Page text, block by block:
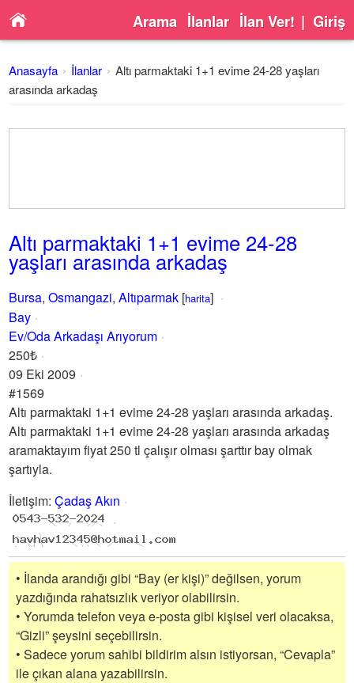
Arama İlanlar İlan Ver! | Giriş
Anasayfa İlanlar
Altı parmaktaki 1+1 evime 24-28 yaşları
arasında arkadaş
Altı parmaktaki 1+1 evime 24-28
yaşları arasında arkadaş
Bursa,Osmangazi,Altıparmak [harita]
Bay
Ev/Oda Arkadaşı Arıyorum
250₺
09 Eki 2009
#1569
Altı parmaktaki 1+1 evime 24-28 yaşları arasında arkadaş.
Altı parmaktaki 1+1 evime 24-28 yaşları arasında arkadaş
aramaktayım fiyat 250 tl çalışır olması şarttır bay olmak
şartıyla.
İletişim:Çadaş Akın
• İlanda arandığı gibi “Bay (er kişi)” değilsen, yorum
yazdığında rahatsızlık veriyor olabilirsin.
• Yorumda telefon veya e-posta gibi kişisel veri olacaksa,
“Gizli” şeysini seçebilirsin.
• Sadece yorum sahibi bildirim alsın istiyorsan, “Cevapla”
ile çıkan alana yazabilirsin.